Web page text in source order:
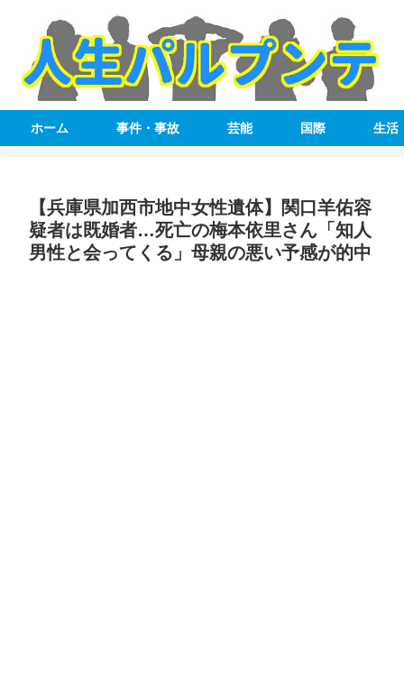
ホーム 事件・事故 芸能 国際 生活
【兵庫県加西市地中女性遺体】関口羊佑容
疑者は既婚者…死亡の梅本依里さん「知人
男性と会ってくる」母親の悪い予感が的中